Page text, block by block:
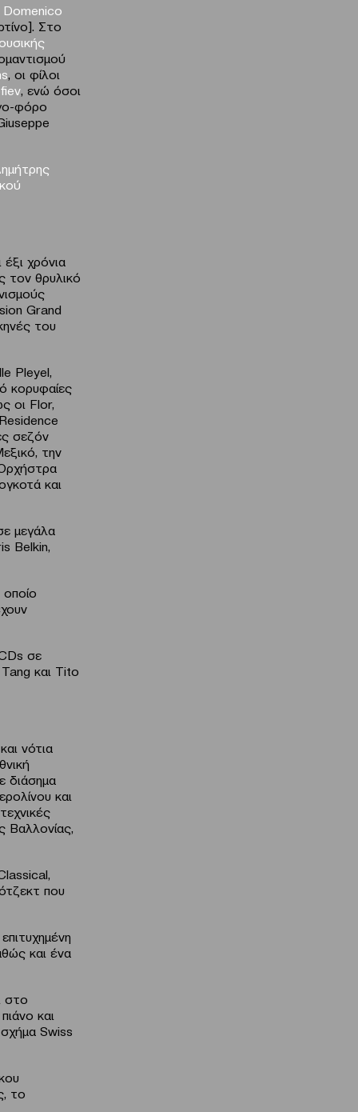
Domenico
Στο
, οι φίλοι
, ενώ όσοι
φόρο
χρόνια
τον θρυλικό
Grand
του
Pleyel,
κορυφαίες
οι Flor,
σεζόν
την
και
μεγάλα
Belkin,
σε
και Tito
νότια
διάσημα
και
που
και ένα
στο
και
Swiss
το